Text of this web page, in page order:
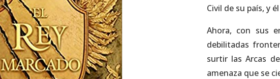
Civil de su país, y
Ahora, con sus
debilitadas
surtir las Arcas
amenaza que se